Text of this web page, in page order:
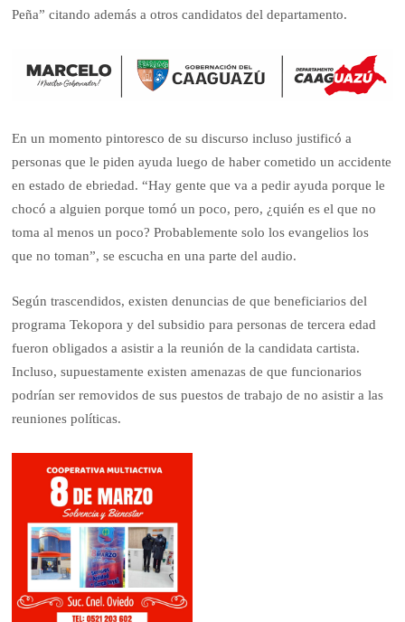
Peña” citando además a otros candidatos del departamento.
En un momento pintoresco de su discurso incluso justificó a
personas que le piden ayuda luego de haber cometido un accidente
en estado de ebriedad. “Hay gente que va a pedir ayuda porque le
chocó a alguien porque tomó un poco, pero, ¿quién es el que no
toma al menos un poco? Probablemente solo los evangelios los
que no toman”, se escucha en una parte del audio.
Según trascendidos, existen denuncias de que beneficiarios del
programa Tekopora y del subsidio para personas de tercera edad
fueron obligados a asistir a la reunión de la candidata cartista.
Incluso, supuestamente existen amenazas de que funcionarios
podrían ser removidos de sus puestos de trabajo de no asistir a las
reuniones políticas.